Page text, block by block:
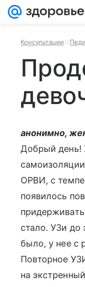
Консультации
анонимно,
Добрый день!
ОРВИ, с
появилось
стало. УЗи до
было, у нее с
Повторное
на